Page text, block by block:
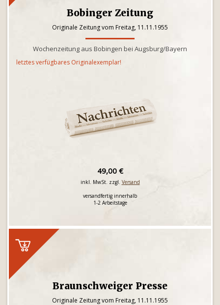
Bobinger Zeitung
Originale Zeitung vom Freitag, 11.11.1955
Wochenzeitung aus Bobingen bei Augsburg/Bayern
letztes verfügbares Originalexemplar!
49,00 €
inkl. MwSt. zzgl. Versand
versandfertig innerhalb
1-2 Arbeitstage
Braunschweiger Presse
Originale Zeitung vom Freitag, 11.11.1955